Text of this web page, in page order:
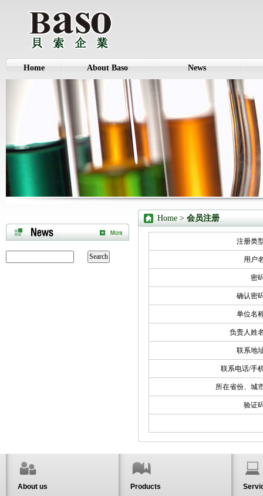
Home About Baso News
Home > 会员注册
注册类
用户
密
确认密
单位名
负责人姓
联系地
联系电话/手
所在省份、城
验证
About us
Products